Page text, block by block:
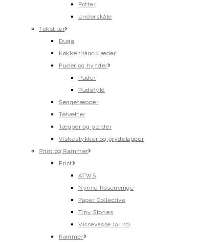
Potter
Underskåle
Tekstiler
Duge
Køkkenhåndklæder
Puder og hynder
Puder
Pudefyld
Sengetæpper
Tehætter
Tæpper og plaider
Viskestykker og grydelapper
Print og Rammer
Print
ATWS
Nynne Rosenvinge
Paper Collective
Tiny Stories
Vissevasse (print)
Rammer